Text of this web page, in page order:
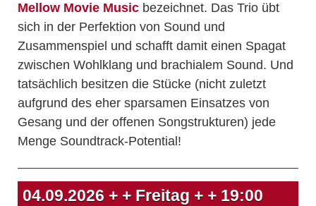
Mellow Movie Musicbezeichnet. Das Trio übt
sich in der Perfektion von Sound und
Zusammenspiel und schafft damit einen Spagat
zwischen Wohlklang und brachialem Sound. Und
tatsächlich besitzen die Stücke (nicht zuletzt
aufgrund des eher sparsamen Einsatzes von
Gesang und der offenen Songstrukturen) jede
Menge Soundtrack-Potential!
04.09.2026 + + Freitag + + 19:00